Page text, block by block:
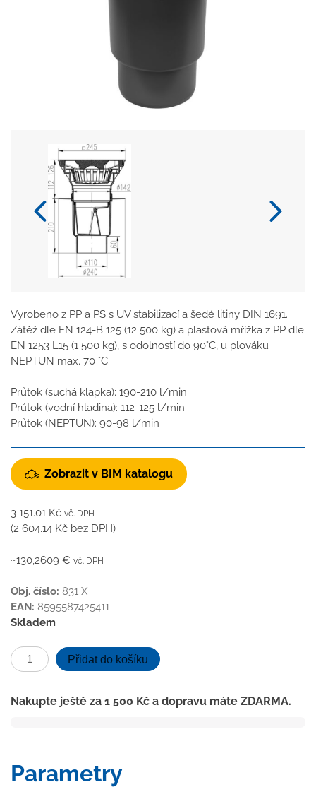
Vyrobeno z PP a PS s UV stabilizací a šedé litiny DIN 1691.
Zátěž dle EN 124-B 125 (12 500 kg) a plastová mřížka z PP dle
EN 1253 L15 (1 500 kg), s odolností do 90°C, u plováku
NEPTUN max. 70 °C.
Průtok (suchá klapka): 190-210 l/min
Průtok (vodní hladina): 112-125 l/min
Průtok (NEPTUN): 90-98 l/min
Zobrazit v BIM katalogu
3 151.01 Kč vč. DPH
(2 604.14 Kč bez DPH)
~130,2609 € vč. DPH
Obj. číslo: 831 X
EAN: 8595587425411
Skladem
Kanalizační
vpusť
D110-
litinová
Přidat do košíku
Nakupte ještě za 1 500 Kč a dopravu máte ZDARMA.
Parametry